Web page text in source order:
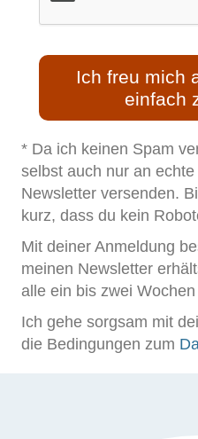
Ich freu mich
einfach
* Da ich keinen Spam
selbst auch nur an
Newsletter versenden.
kurz, dass du kein
Mit deiner Anmeldung
meinen Newsletter
alle ein bis zwei
Ich gehe sorgsam mit
die Bedingungen zum